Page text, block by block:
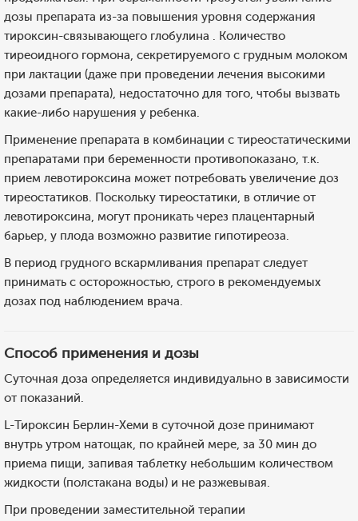
дозы препарата из-за повышения уровня содержания
тироксин-связывающего глобулина . Количество
тиреоидного гормона, секретируемого с грудным молоком
при лактации (даже при проведении лечения высокими
дозами препарата), недостаточно для того, чтобы вызвать
какие-либо нарушения у ребенка.
Применение препарата в комбинации с тиреостатическими
препаратами при беременности противопоказано, т.к.
прием левотироксина может потребовать увеличение доз
тиреостатиков. Поскольку тиреостатики, в отличие от
левотироксина, могут проникать через плацентарный
барьер, у плода возможно развитие гипотиреоза.
В период грудного вскармливания препарат следует
принимать с осторожностью, строго в рекомендуемых
дозах под наблюдением врача.
Способ применения и дозы
Суточная доза определяется индивидуально в зависимости
от показаний.
L-Тироксин Берлин-Хеми в суточной дозе принимают
внутрь утром натощак, по крайней мере, за 30 мин до
приема пищи, запивая таблетку небольшим количеством
жидкости (полстакана воды) и не разжевывая.
При проведении заместительной терапии